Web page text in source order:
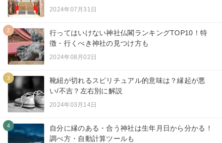
2024年07月31日
2
行ってはいけない神社仏閣ランキングTOP10！特
徴・行くべき神社の見つけ方も
2024年08月02日
3
靴紐が切れるスピリチュアル的意味は？縁起が悪
い/不吉？左右別に解説
2024年03月14日
4
自分に縁のある・合う神社は生年月日から分かる！
調べ方・自動計算ツールも